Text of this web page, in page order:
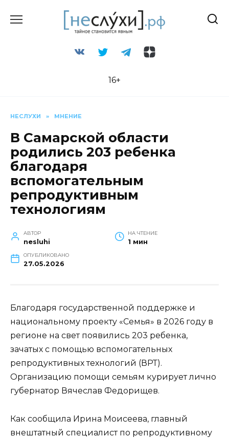
16+
НЕСЛУХИ » МНЕНИЕ
В Самарской области
родились 203 ребенка
благодаря
вспомогательным
репродуктивным
технологиям
АВТОР
nesluhi
НА ЧТЕНИЕ
1 мин
ОПУБЛИКОВАНО
27.05.2026
Благодаря государственной поддержке и
национальному проекту «Семья» в 2026 году в
регионе на свет появились 203 ребенка,
зачатых с помощью вспомогательных
репродуктивных технологий (ВРТ).
Организацию помощи семьям курирует лично
губернатор Вячеслав Федорищев.
Как сообщила Ирина Моисеева, главный
внештатный специалист по репродуктивному